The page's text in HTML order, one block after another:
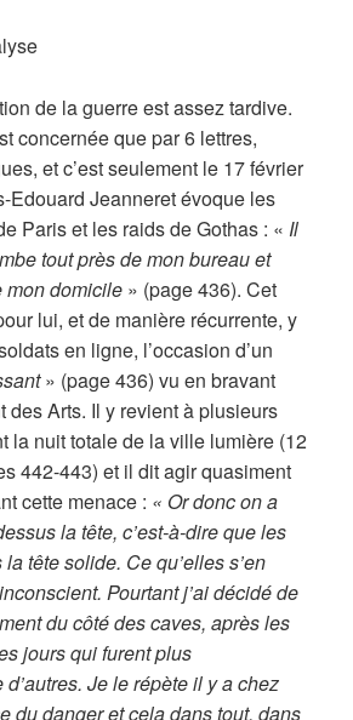
de la guerre est assez tardive.
concernée que par 6 lettres,
et c’est seulement le 17 février
Edouard Jeanneret évoque les
Paris et les raids de Gothas : « Il
tout près de mon bureau et
mon domicile » (page 436). Cet
lui, et de manière récurrente, y
en ligne, l’occasion d’un
» (page 436) vu en bravant
des Arts. Il y revient à plusieurs
la nuit totale de la ville lumière (12
442-443) et il dit agir quasiment
cette menace : « Or donc on a
la tête, c’est-à-dire que les
la tête solide. Ce qu’elles s’en
Pourtant j’ai décidé de
du côté des caves, après les
jours qui furent plus
Je le répète il y a chez
du danger et cela dans tout, dans